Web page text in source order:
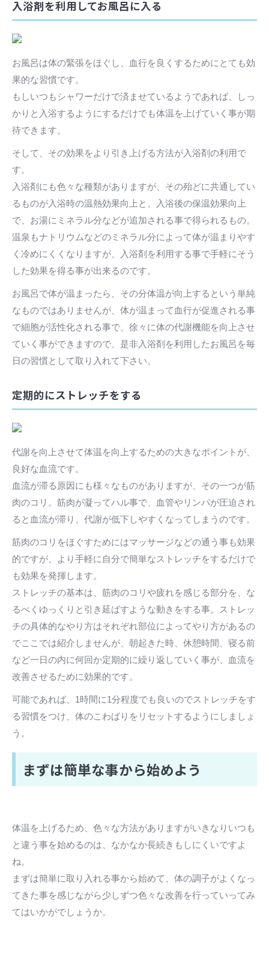
入浴剤を利用してお風呂に入る
お風呂は体の緊張をほぐし、血行を良くするためにとても効
果的な習慣です。
もしいつもシャワーだけで済ませているようであれば、しっ
かりと入浴するようにするだけでも体温を上げていく事が期
待できます。
そして、その効果をより引き上げる方法が入浴剤の利用で
す。
入浴剤にも色々な種類がありますが、その殆どに共通してい
るものが入浴時の温熱効果向上と、入浴後の保温効果向上
で、お湯にミネラル分などが追加される事で得られるもの。
温泉もナトリウムなどのミネラル分によって体が温まりやす
く冷めにくくなりますが、入浴剤を利用する事で手軽にそう
した効果を得る事が出来るのです。
お風呂で体が温まったら、その分体温が向上するという単純
なものではありませんが、体が温まって血行が促進される事
で細胞が活性化される事で、徐々に体の代謝機能を向上させ
ていく事ができますので、是非入浴剤を利用したお風呂を毎
日の習慣として取り入れて下さい。
定期的にストレッチをする
代謝を向上させて体温を向上するための大きなポイントが、
良好な血流です。
血流が滞る原因にも様々なものがありますが、その一つが筋
肉のコリ。筋肉が凝ってハル事で、血管やリンパが圧迫され
ると血流が滞り、代謝が低下しやすくなってしまうのです。
筋肉のコリをほぐすためにはマッサージなどの通う事も効果
的ですが、より手軽に自分で簡単なストレッチをするだけで
も効果を発揮します。
ストレッチの基本は、筋肉のコリや疲れを感じる部分を、な
るべくゆっくりと引き延ばすような動きをする事。ストレッ
チの具体的なやり方はそれぞれ部位によってやり方があるの
でここでは紹介しませんが、朝起きた時、休憩時間、寝る前
など一日の内に何回か定期的に繰り返していく事が、血流を
改善させるために効果的です。
可能であれば、1時間に1分程度でも良いのでストレッチをす
る習慣をつけ、体のこわばりをリセットするようにしましょ
う。
まずは簡単な事から始めよう
体温を上げるため、色々な方法がありますがいきなりいつも
と違う事を始めるのは、なかなか長続きもしにくいですよ
ね。
まずは簡単に取り入れる事から始めて、体の調子がよくなっ
てきた事を感じながら少しずつ色々な改善を行っていってみ
てはいかがでしょうか。